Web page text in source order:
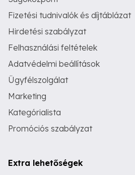
Fizetési tudnivalók és díjtáblázat
Hirdetési szabályzat
Felhasználási feltételek
Adatvédelmi beállítások
Ügyfélszolgálat
Marketing
Kategórialista
Promóciós szabályzat
Extra lehetőségek